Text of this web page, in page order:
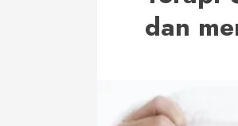
dan